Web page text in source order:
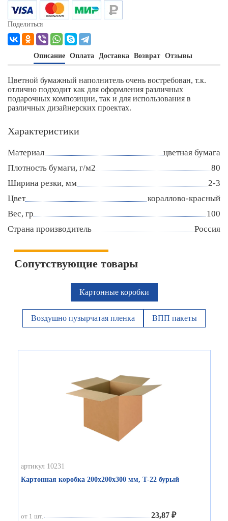
Поделиться
Описание Оплата Доставка Возврат Отзывы
Цветной бумажный наполнитель очень востребован, т.к.
отлично подходит как для оформления различных
подарочных композиции, так и для использования в
различных дизайнерских проектах.
Характеристики
Материал
цветная бумага
Плотность бумаги, г/м2
80
Ширина резки, мм
2-3
Цвет
кораллово-красный
Вес, гр
100
Страна производитель
Россия
Сопутствующие товары
Картонные коробки
Воздушно пузырчатая пленка ВПП пакеты
артикул 10231
Картонная коробка 200х200х300 мм, Т-22 бурый
от 1 шт. 23,87 ₽